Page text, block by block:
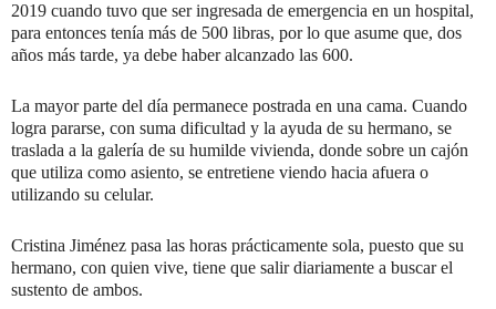
2019 cuando tuvo que ser ingresada de emergencia en un hospital,
para entonces tenía más de 500 libras, por lo que asume que, dos
años más tarde, ya debe haber alcanzado las 600.
La mayor parte del día permanece postrada en una cama. Cuando
logra pararse, con suma dificultad y la ayuda de su hermano, se
traslada a la galería de su humilde vivienda, donde sobre un cajón
que utiliza como asiento, se entretiene viendo hacia afuera o
utilizando su celular.
Cristina Jiménez pasa las horas prácticamente sola, puesto que su
hermano, con quien vive, tiene que salir diariamente a buscar el
sustento de ambos.